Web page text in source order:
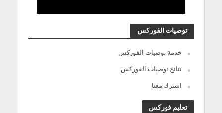
توصيات الفوركس
خدمة توصيات الفوركس
نتائج توصيات الفوركس
اشترك معنا
تعليم فوركس